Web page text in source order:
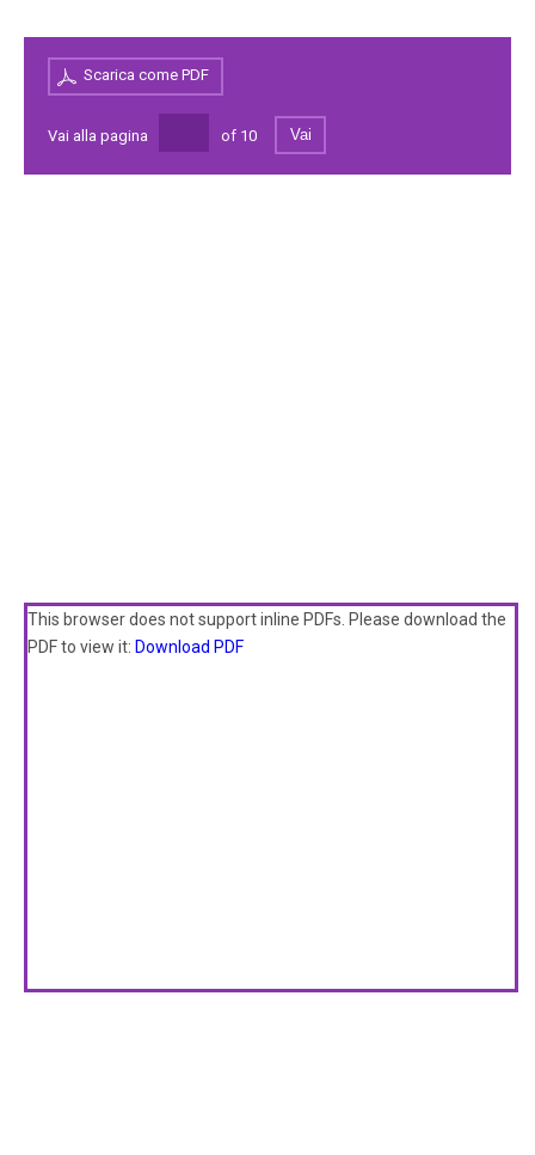
Scarica come PDF
Vai alla pagina of 10 Vai
This browser does not support inline PDFs. Please download the
PDF to view it: Download PDF